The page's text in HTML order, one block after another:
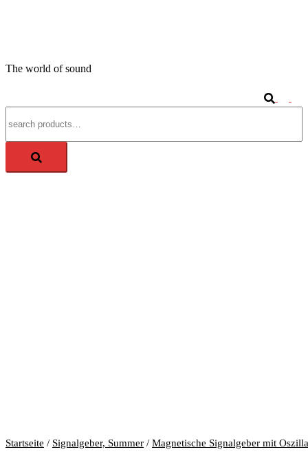
The world of sound
Search
Startseite / Signalgeber, Summer / Magnetische Signalgeber mit